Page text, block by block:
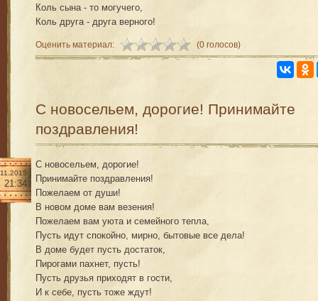
Коль сына - то могучего,
Коль друга - друга верного!
Оценить материал: (0 голосов)
С новосельем, дорогие! Принимайте
поздравления!
21:34
С новосельем, дорогие!
Принимайте поздравления!
Пожелаем от души!
В новом доме вам везения!
Пожелаем вам уюта и семейного тепла,
Пусть идут спокойно, мирно, бытовые все дела!
В доме будет пусть достаток,
Пирогами пахнет, пусть!
Пусть друзья приходят в гости,
И к себе, пусть тоже ждут!